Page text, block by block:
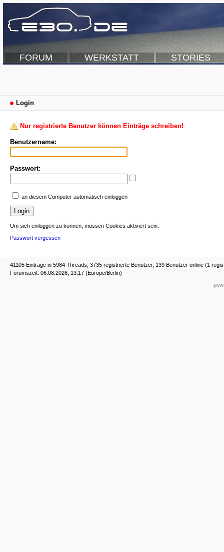
FORUM WERKSTATT STORIES
Login
Nur registrierte Benutzer können Einträge schreiben!
Benutzername:
Passwort:
an diesem Computer automatisch einloggen
Um sich einloggen zu können, müssen Cookies aktiviert sein.
Passwort vergessen
41105 Einträge in 5984 Threads, 3735 registrierte Benutzer, 139 Benutzer online (1
Forumszeit: 06.08.2026, 13:17 (Europe/Berlin)